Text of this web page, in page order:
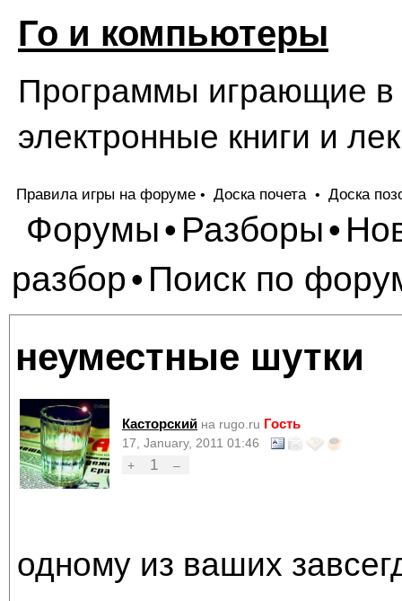
Го и компьютеры
Программы играющие в
электронные книги и
Правила игры на форуме • Доска почета • Доска
Форумы• Разборы•
разбор• Поиск по
неуместные шутки
Касторский на rugo.ru Гость
17, January, 2011 01:46
+
1 –
одному из ваших